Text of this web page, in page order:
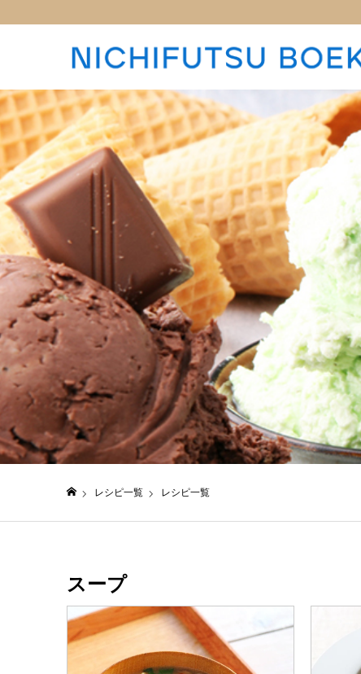
レシピ一覧 レシピ一覧
スープ